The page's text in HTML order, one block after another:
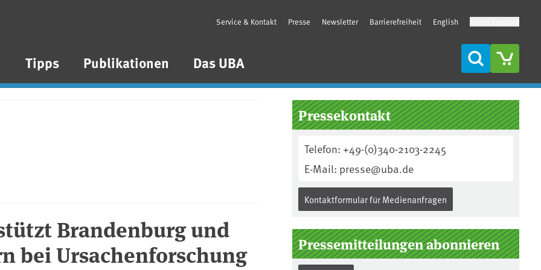
Tipps Publikationen Das UBA
Service & Kontakt Presse Newsletter Barrierefreiheit English
Suche
Brandenburg und
bei Ursachenforschung
Seitenleiste
Pressekontakt
Telefon: +49-(0)340-2103-2245
E-Mail: presse@uba.de
Kontaktformular für Medienanfragen
Pressemitteilungen abonnieren